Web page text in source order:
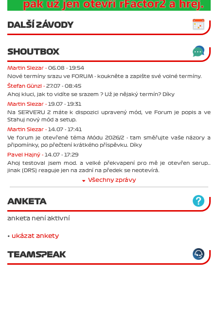
DALŠÍ ZÁVODY
SHOUTBOX
Martin Slezar - 06.08 - 19:54
Nové termíny srazu ve FORUM - koukněte a zapište své volné termíny.
Štefan Günzl - 27.07 - 08:45
Ahoj kluci, jak to vidíte se srazem ? Už je nějaký termín? Díky
Martin Slezar - 19.07 - 19:31
Na SERVERU 2 máte k dispozici upravený mód, ve Forum je popis a ve
Stahuj nový mód a setup.
Martin Slezar - 14.07 - 17:41
Ve forum je otevřené téma Módu 2026/2 - tam směřujte vaše názory a
připomínky, po přečtení krátkého příspěvku. Díky
Pavel Hajný - 14.07 - 17:29
Ahoj testoval jsem mod. a velké překvapení pro mě je otevřen serup..
jinak (DRS) reaguje jen na zadní na předek se neotevírá.
Všechny zprávy
ANKETA
anketa není aktivní
• ukázat ankety
TEAMSPEAK